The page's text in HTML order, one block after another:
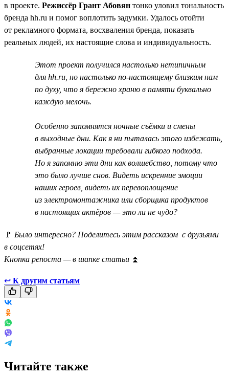
в проекте. Режиссёр Грант Абовян тонко уловил тональность
бренда hh.ru и помог воплотить задумки. Удалось отойти
от рекламного формата, восхваления бренда, показать
реальных людей, их настоящие слова и индивидуальность.
Этот проект получился настолько нетипичным
для hh.ru, но настолько по-настоящему близким нам
по духу, что я бережно храню в памяти буквально
каждую мелочь.
Особенно запомнятся ночные съёмки и смены
в выходные дни. Как я ни пыталась этого избежать,
выбранные локации требовали гибкого подхода.
Но я запомню эти дни как волшебство, потому что
это было лучше снов. Видеть искренние эмоции
наших героев, видеть их перевоплощение
из электромонтажника или сборщика продуктов
в настоящих актёров — это ли не чудо?
🚩 Было интересно? Поделитесь этим рассказом с друзьями
в соцсетях!
Кнопка репоста — в шапке статьи ⏫
↩ К другим статьям
Читайте также